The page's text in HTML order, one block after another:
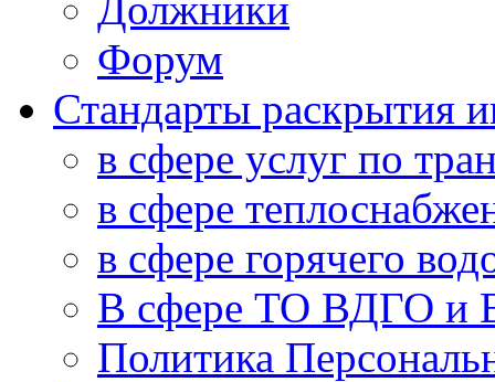
Форум
Стандарты раскрытия
в сфере услуг по
в сфере
в сфере горячего
В сфере ТО ВДГО и
Политика